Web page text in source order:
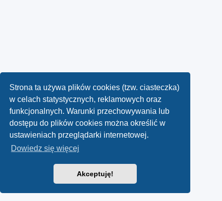
Strona ta używa plików cookies (tzw. ciasteczka)
w celach statystycznych, reklamowych oraz
funkcjonalnych. Warunki przechowywania lub
dostępu do plików cookies można określić w
ustawieniach przeglądarki internetowej.
Dowiedz się więcej
Akceptuję!